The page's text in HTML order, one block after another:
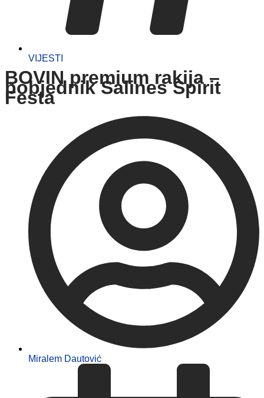
VIJESTI
BOVIN premium rakija –
pobjednik Salines Spirit
Festa
Miralem Dautović